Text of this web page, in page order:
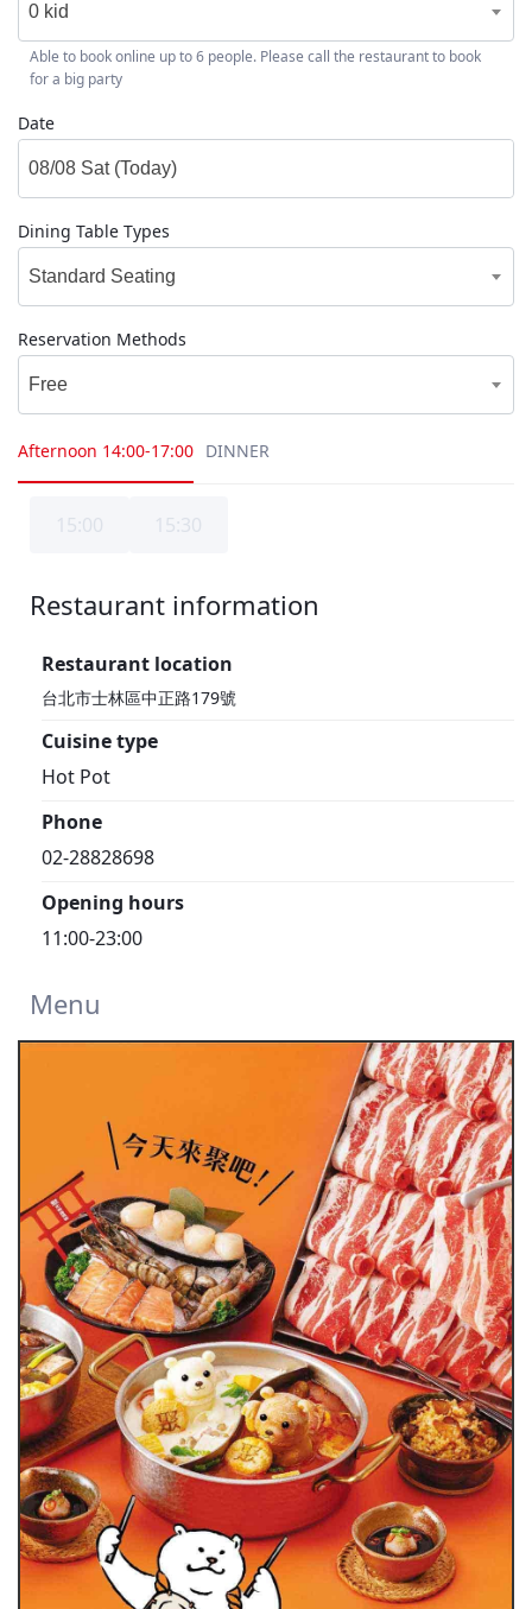
0 kid
Able to book online up to 6 people. Please call the restaurant to book
for a big party
Date
Dining Table Types
Standard Seating
Reservation Methods
Free
Afternoon 14:00-17:00 DINNER
15:00 15:30
Restaurant information
1F
Restaurant location
台北市士林區中正路179號
Cuisine type
Hot Pot
Phone
02-28828698
Opening hours
11:00-23:00
Menu